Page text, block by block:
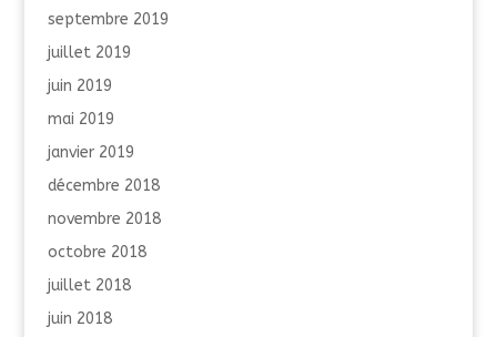
septembre 2019
juillet 2019
juin 2019
mai 2019
janvier 2019
décembre 2018
novembre 2018
octobre 2018
juillet 2018
juin 2018